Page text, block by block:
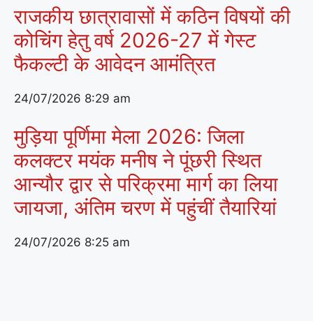
राजकीय छात्रावासों में कठिन विषयों की
कोचिंग हेतु वर्ष 2026-27 में गेस्ट
फैकल्टी के आवेदन आमंत्रित
24/07/2026 8:29 am
मुड़िया पूर्णिमा मेला 2026: जिला
कलक्टर मयंक मनीष ने पूंछरी स्थित
आन्यौर द्वार से परिक्रमा मार्ग का लिया
जायजा, अंतिम चरण में पहुंचीं तैयारियां
24/07/2026 8:25 am